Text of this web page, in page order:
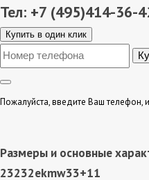
Тел: +7 (495)414-36-
Купить в один клик
Пожалуйста, введите Ваш телефон,
Размеры и основные
23232ekmw33+11